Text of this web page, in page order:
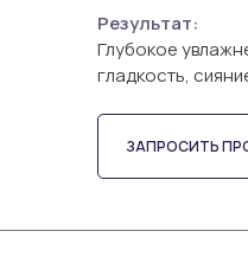
Результат:
Глубокое
гладкость,
ЗАПРОСИТЬ